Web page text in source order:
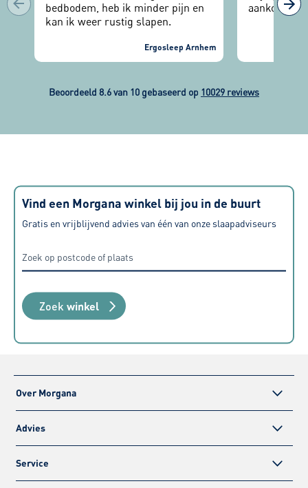
bedbodem, heb ik minder pijn en
kan ik weer rustig slapen.
Ergosleep Arnhem
aankoop.
Beoordeeld 8.6 van 10 gebaseerd op 10029 reviews
Vind een Morgana winkel bij jou in de buurt
Gratis en vrijblijvend advies van één van onze slaapadviseurs
Zoek winkel
Over Morgana
Advies
Service